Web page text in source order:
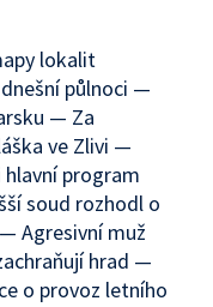
lokalit
půlnoci —
— Za
ve Zlivi —
program
soud rozhodl o
Agresivní muž
hrad —
o provoz letního